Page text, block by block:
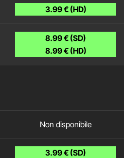
3.99 € (HD)
8.99 € (SD)
8.99 € (HD)
Non disponibile
3.99 € (SD)